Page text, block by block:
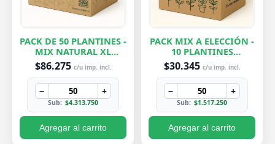
PACK DE 50 PLANTINES -
MIX NATURAL XL
EXCLUSIVOS
$86.275 c/u imp. incl.
− +
Sub: $4.313.750
Agregar al carrito
PACK MIX A ELECCIÓN -
10 PLANTINES
EXCLUSIVOS
$30.345 c/u imp. incl.
− +
Sub: $1.517.250
Agregar al carrito